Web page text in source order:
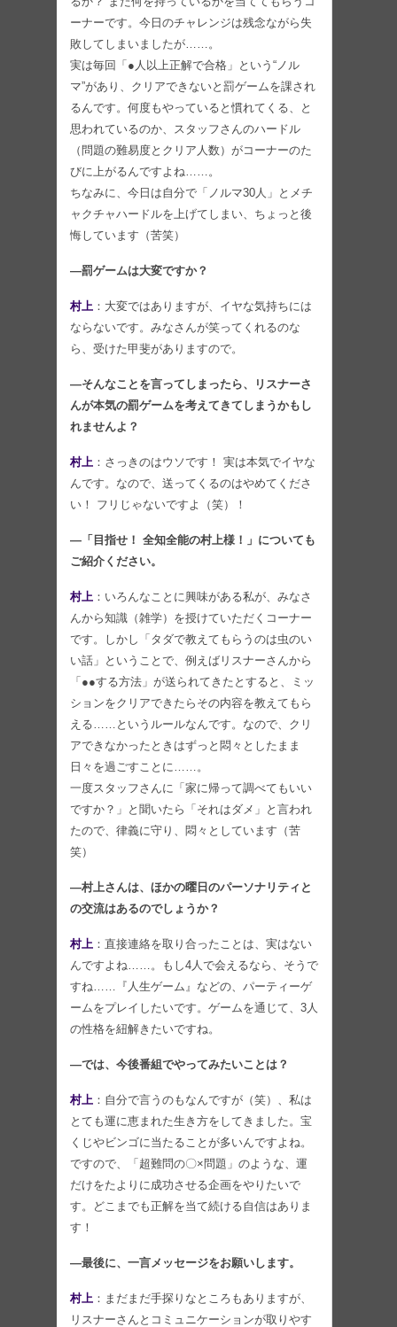
ーナーです。今日のチャレンジは残念ながら失
敗してしまいましたが……。
実は毎回「●人以上正解で合格」という“ノル
マ”があり、クリアできないと罰ゲームを課され
るんです。何度もやっていると慣れてくる、と
思われているのか、スタッフさんのハードル
（問題の難易度とクリア人数）がコーナーのた
びに上がるんですよね……。
ちなみに、今日は自分で「ノルマ30人」とメチ
ャクチャハードルを上げてしまい、ちょっと後
悔しています（苦笑）
―罰ゲームは大変ですか？
村上 ：大変ではありますが、イヤな気持ちには
ならないです。みなさんが笑ってくれるのな
ら、受けた甲斐がありますので。
―そんなことを言ってしまったら、リスナーさ
んが本気の罰ゲームを考えてきてしまうかもし
れませんよ？
村上 ：さっきのはウソです！ 実は本気でイヤな
んです。なので、送ってくるのはやめてくださ
い！ フリじゃないですよ（笑）！
―「目指せ！ 全知全能の村上様！」についても
ご紹介ください。
村上 ：いろんなことに興味がある私が、みなさ
んから知識（雑学）を授けていただくコーナー
です。しかし「タダで教えてもらうのは虫のい
い話」ということで、例えばリスナーさんから
「●●する方法」が送られてきたとすると、ミッ
ションをクリアできたらその内容を教えてもら
える……というルールなんです。なので、クリ
アできなかったときはずっと悶々としたまま
日々を過ごすことに……。
一度スタッフさんに「家に帰って調べてもいい
ですか？」と聞いたら「それはダメ」と言われ
たので、律義に守り、悶々としています（苦
笑）
―村上さんは、ほかの曜日のパーソナリティと
の交流はあるのでしょうか？
村上 ：直接連絡を取り合ったことは、実はない
んですよね……。もし4人で会えるなら、そうで
すね……『人生ゲーム』などの、パーティーゲ
ームをプレイしたいです。ゲームを通じて、3人
の性格を紐解きたいですね。
―では、今後番組でやってみたいことは？
村上 ：自分で言うのもなんですが（笑）、私は
とても運に恵まれた生き方をしてきました。宝
くじやビンゴに当たることが多いんですよね。
ですので、「超難問の〇×問題」のような、運
だけをたよりに成功させる企画をやりたいで
す。どこまでも正解を当て続ける自信はありま
す！
―最後に、一言メッセージをお願いします。
村上 ：まだまだ手探りなところもありますが、
リスナーさんとコミュニケーションが取りやす